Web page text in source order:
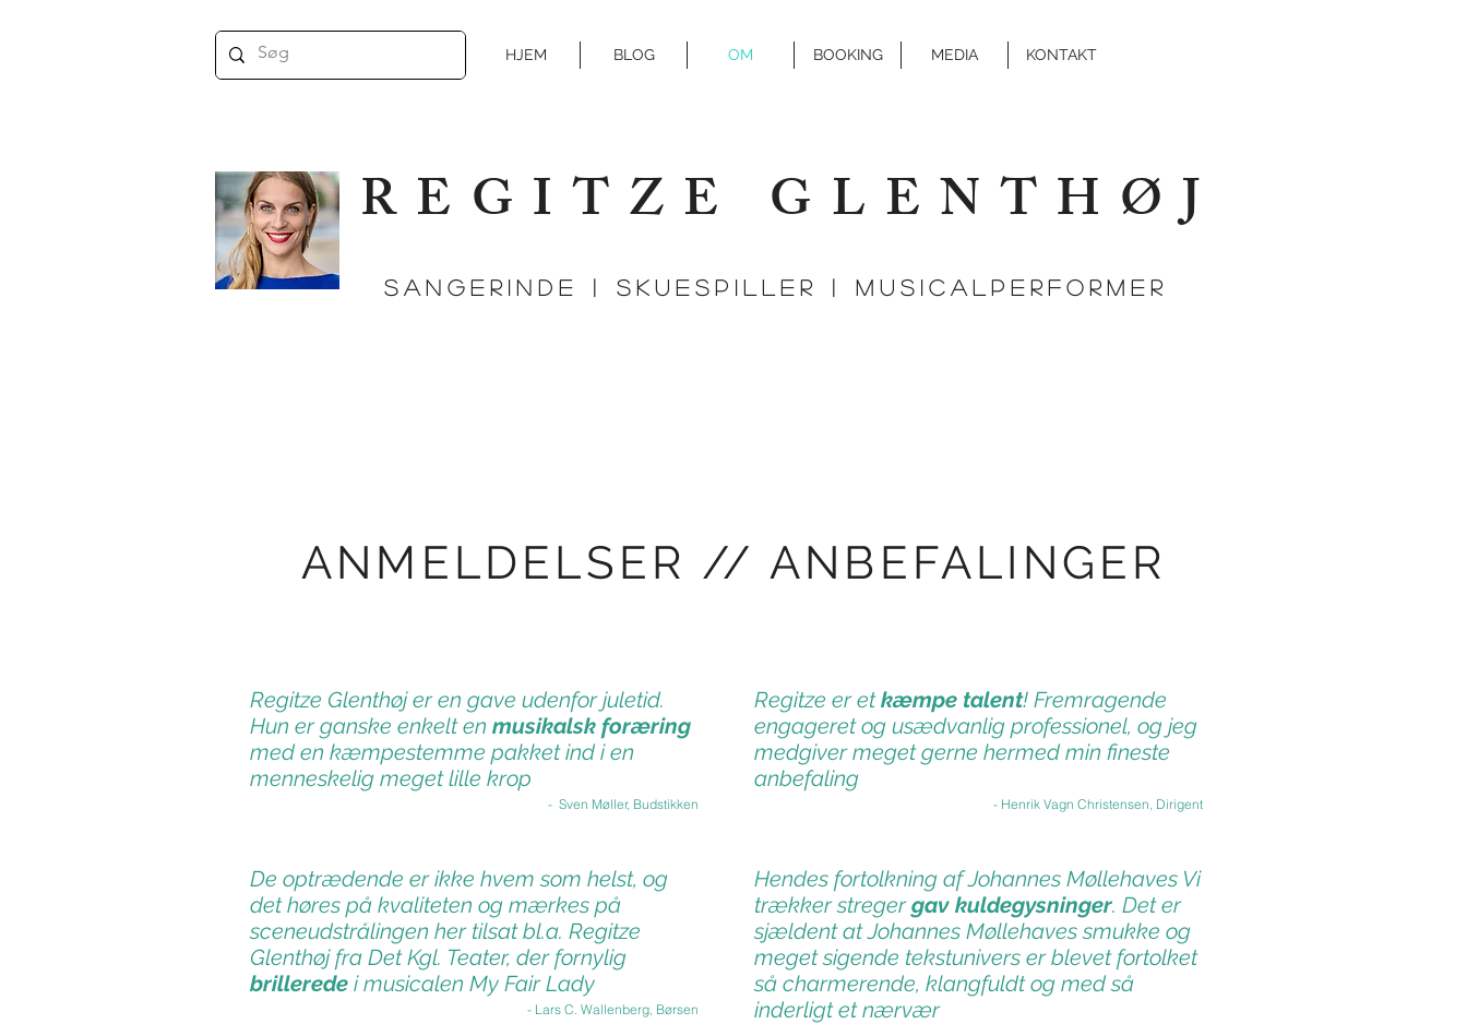
HJEM BLOG OM BOOKING MEDIA KONTAKT
REGITZE GLENTHØJ
SANGERinde | SKUESPILLER | MUSICALPERFORMER
ANMELDELSER // ANBEFALINGER
Regitze Glenthøj er en gave udenfor juletid.
Hun er ganske enkelt en musikalsk foræring
med en kæmpestemme pakket ind i en
menneskelig meget lille krop
- Sven Møller, Budstikken
De optrædende er ikke hvem som helst, og
det høres på kvaliteten og mærkes på
sceneudstrålingen her tilsat bl.a. Regitze
Glenthøj fra Det Kgl. Teater, der fornylig
brillerede i musicalen My Fair Lady
- Lars C. Wallenberg, Børsen
Regitze er etkæmpe talent! Fremragende
engageret og usædvanlig professionel, og jeg
medgiver meget gerne hermed min fineste
anbefaling
- Henrik Vagn Christensen, Dirigent
Hendes fortolkning af Johannes Møllehaves Vi
trækker stregergav kuldegysninger. Det er
sjældent at Johannes Møllehaves smukke og
meget sigende tekstunivers er blevet fortolket
så charmerende, klangfuldt og med så
inderligt et nærvær